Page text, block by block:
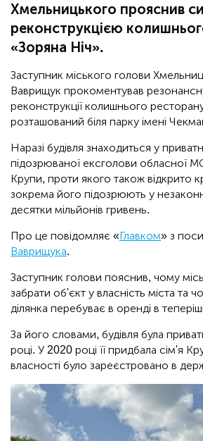
Хмельницького прояснив
реконструкцією
«Зоряна Ніч».
Заступник міського голови
Ваврищук прокоментував
реконструкції колишнього
розташований біля парку імені
Наразі будівля знаходиться у
підозрюваної ексголови обласної
Крупи, проти якого також відкрито
зокрема його підозрюють у
десятки мільйонів гривень.
Про це повідомляє «Главком» з
Ваврищука.
Заступник голови пояснив, чому
забрати об'єкт у власність міста та
ділянка перебуває в оренді в
За його словами, будівля була
році. У 2020 році її придбала сім'я
власності було зареєстровано в